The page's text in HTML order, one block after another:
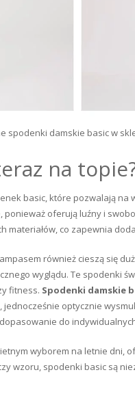
spodenki damskie basic w
na
basic, które pozwalają na
oferują luźny i
materiałów, co zapewnia
również cieszą się
wyglądu. Te spodenki
fitness. Spodenki damskie
optycznie
do
wyborem na letnie dni,
wzoru, spodenki basic są